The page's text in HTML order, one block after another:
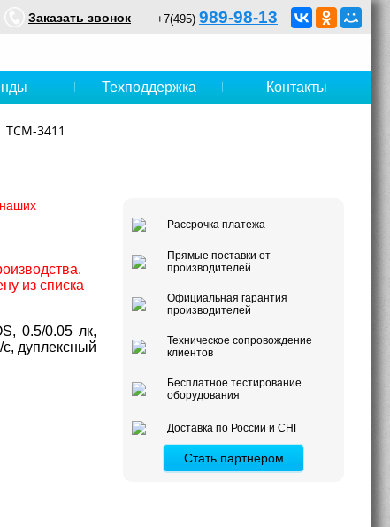
+7(495) 989-98-13
Заказать звонок
Техподдержка Контакты
TCM-3411
из списка
0.5/0.05 лк,
дуплексный
Рассрочка платежа
Прямые поставки от
производителей
Официальная гарантия
производителей
Техническое сопровождение
клиентов
Бесплатное тестирование
оборудования
Доставка по России и СНГ
Стать партнером